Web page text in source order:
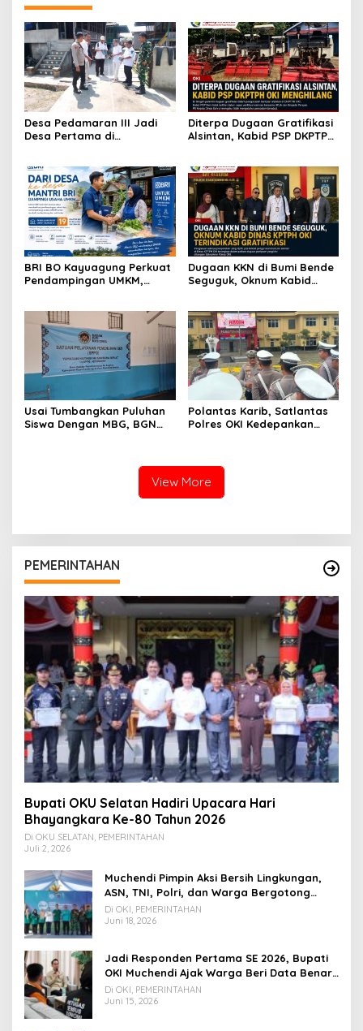
Desa Pedamaran III Jadi
Desa Pertama di
Tahun 2026
Diterpa Dugaan Gratifikasi
Alsintan, Kabid PSP DKPTPH
BRI BO Kayuagung Perkuat
Pendampingan UMKM,
Dugaan KKN di Bumi Bende
Seguguk, Oknum Kabid
Usai Tumbangkan Puluhan
Siswa Dengan MBG, BGN
Polantas Karib, Satlantas
Polres OKI Kedepankan
View More
PEMERINTAHAN
Bupati OKU Selatan Hadiri Upacara Hari
Bhayangkara Ke-80 Tahun 2026
Di OKU SELATAN, PEMERINTAHAN
Juli 2, 2026
Muchendi Pimpin Aksi Bersih Lingkungan,
ASN, TNI, Polri, dan Warga Bergotong
Royong
Di OKI, PEMERINTAHAN
Juni 18, 2026
Jadi Responden Pertama SE 2026, Bupati
OKI Muchendi Ajak Warga Beri Data Benar
ke Petugas BPS
Di OKI, PEMERINTAHAN
Juni 15, 2026